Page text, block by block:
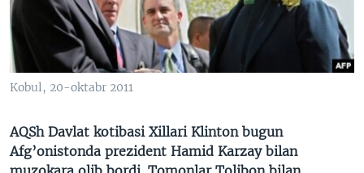
VIDEO
XABARLAR SURATLARDA
ODNOKLASSNIKI
TELEGRAM
TWITTER
Kobul, 20-oktabr 2011
AQSh Davlat kotibasi Xillari Klinton bugun
Afg’onistonda prezident Hamid Karzay bilan